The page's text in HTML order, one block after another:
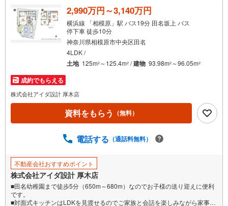
2,990万円～3,140万円
横浜線 「相模原」駅 バス19分 田名坂上 バス
停下車 徒歩10分
神奈川県相模原市中央区田名
4LDK /
土地 125m2 ～125.4m2 /建物 93.98m2 ～96.05m2
成約でもらえる
株式会社アイダ設計 厚木店
資料をもらう （無料）
電話する （通話料無料）
不動産会社おすすめポイント
株式会社アイダ設計 厚木店
■田名幼稚園まで徒歩5分（650m～680m）なのでお子様の送り迎えに便利
です。
■対面式キッチンはLDKを見渡せるのでご家族と会話を楽しみながら家事を